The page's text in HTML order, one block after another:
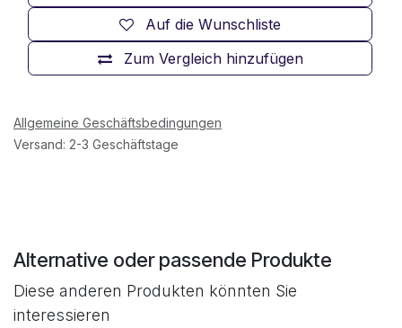
Zum Vergleich hinzufügen
Auf die Wunschliste
Allgemeine Geschäftsbedingungen
Versand: 2-3 Geschäftstage
Alternative oder passende Produkte
Diese anderen Produkten könnten Sie
interessieren